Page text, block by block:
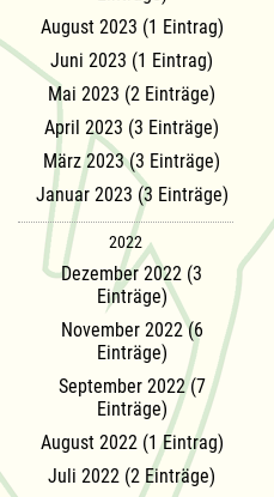
August 2023 (1 Eintrag)
Juni 2023 (1 Eintrag)
Mai 2023 (2 Einträge)
April 2023 (3 Einträge)
März 2023 (3 Einträge)
Januar 2023 (3 Einträge)
2022
Dezember 2022 (3
Einträge)
November 2022 (6
Einträge)
September 2022 (7
Einträge)
August 2022 (1 Eintrag)
Juli 2022 (2 Einträge)